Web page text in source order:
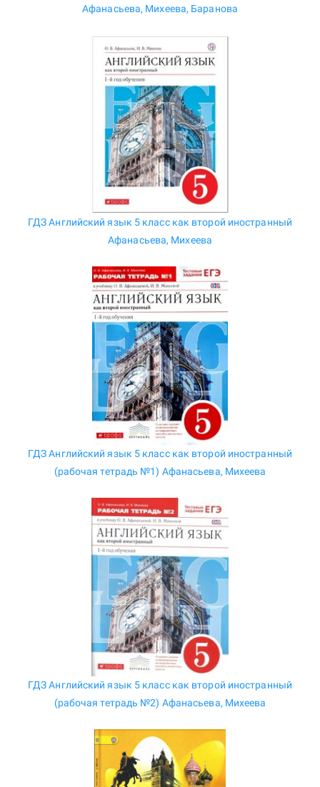
Афанасьева, Михеева, Баранова
ГДЗ Английский язык 5 класс как второй иностранный
Афанасьева, Михеева
ГДЗ Английский язык 5 класс как второй иностранный
(рабочая тетрадь №1) Афанасьева, Михеева
ГДЗ Английский язык 5 класс как второй иностранный
(рабочая тетрадь №2) Афанасьева, Михеева